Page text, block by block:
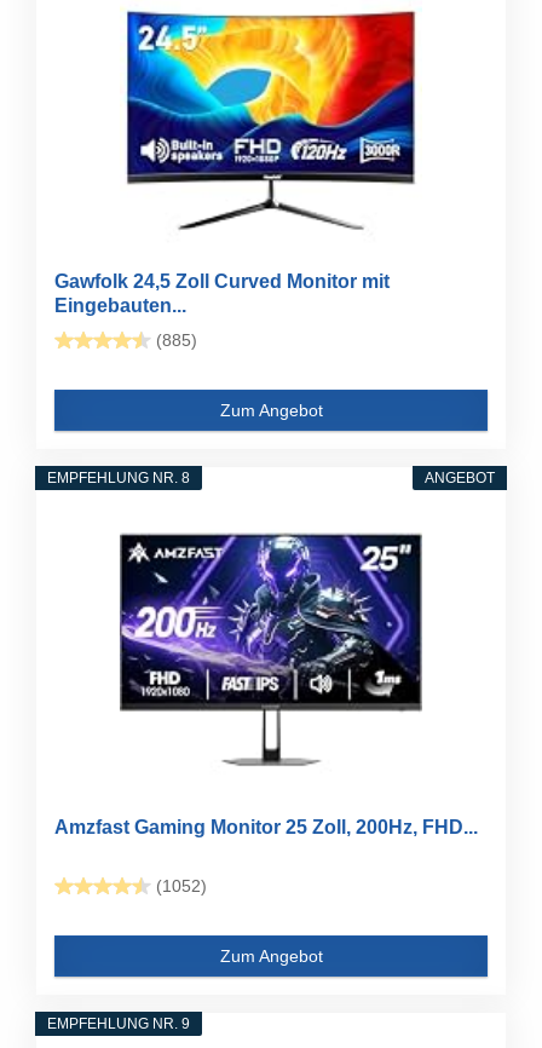
Gawfolk 24,5 Zoll Curved Monitor mit
Eingebauten...
(885)
Zum Angebot
ANGEBOT
EMPFEHLUNG NR. 8
Amzfast Gaming Monitor 25 Zoll, 200Hz, FHD...
(1052)
Zum Angebot
EMPFEHLUNG NR. 9